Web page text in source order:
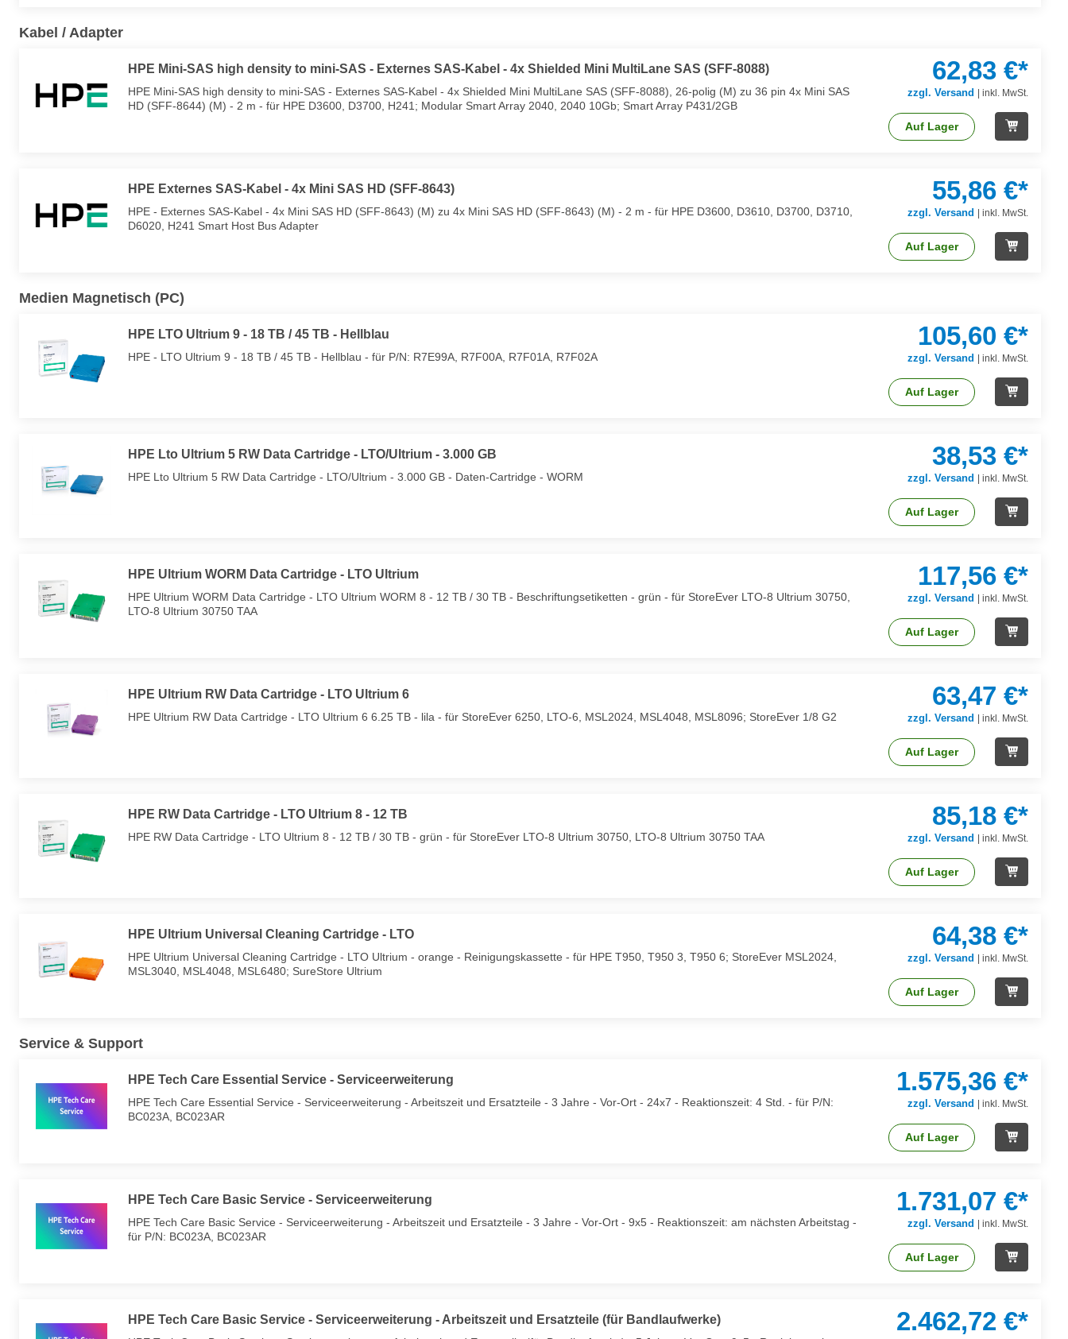
Kabel / Adapter
HPE Mini-SAS high density to mini-SAS - Externes SAS-Kabel - 4x Shielded Mini MultiLane SAS (SFF-8088)
HPE Mini-SAS high density to mini-SAS - Externes SAS-Kabel - 4x Shielded Mini MultiLane SAS (SFF-8088), 26-polig (M) zu 36 pin 4x Mini SAS
HD (SFF-8644) (M) - 2 m - für HPE D3600, D3700, H241; Modular Smart Array 2040, 2040 10Gb; Smart Array P431/2GB
62,83 €*
zzgl. Versand |inkl. MwSt.
Auf Lager
HPE Externes SAS-Kabel - 4x Mini SAS HD (SFF-8643)
HPE - Externes SAS-Kabel - 4x Mini SAS HD (SFF-8643) (M) zu 4x Mini SAS HD (SFF-8643) (M) - 2 m - für HPE D3600, D3610, D3700, D3710,
D6020, H241 Smart Host Bus Adapter
55,86 €*
zzgl. Versand |inkl. MwSt.
Auf Lager
Medien Magnetisch (PC)
HPE LTO Ultrium 9 - 18 TB / 45 TB - Hellblau
HPE - LTO Ultrium 9 - 18 TB / 45 TB - Hellblau - für P/N: R7E99A, R7F00A, R7F01A, R7F02A
105,60 €*
zzgl. Versand |inkl. MwSt.
Auf Lager
HPE Lto Ultrium 5 RW Data Cartridge - LTO/Ultrium - 3.000 GB
HPE Lto Ultrium 5 RW Data Cartridge - LTO/Ultrium - 3.000 GB - Daten-Cartridge - WORM
38,53 €*
zzgl. Versand |inkl. MwSt.
Auf Lager
HPE Ultrium WORM Data Cartridge - LTO Ultrium
HPE Ultrium WORM Data Cartridge - LTO Ultrium WORM 8 - 12 TB / 30 TB - Beschriftungsetiketten - grün - für StoreEver LTO-8 Ultrium 30750,
LTO-8 Ultrium 30750 TAA
117,56 €*
zzgl. Versand |inkl. MwSt.
Auf Lager
HPE Ultrium RW Data Cartridge - LTO Ultrium 6
HPE Ultrium RW Data Cartridge - LTO Ultrium 6 6.25 TB - lila - für StoreEver 6250, LTO-6, MSL2024, MSL4048, MSL8096; StoreEver 1/8 G2
63,47 €*
zzgl. Versand |inkl. MwSt.
Auf Lager
HPE RW Data Cartridge - LTO Ultrium 8 - 12 TB
HPE RW Data Cartridge - LTO Ultrium 8 - 12 TB / 30 TB - grün - für StoreEver LTO-8 Ultrium 30750, LTO-8 Ultrium 30750 TAA
85,18 €*
zzgl. Versand |inkl. MwSt.
Auf Lager
HPE Ultrium Universal Cleaning Cartridge - LTO
HPE Ultrium Universal Cleaning Cartridge - LTO Ultrium - orange - Reinigungskassette - für HPE T950, T950 3, T950 6; StoreEver MSL2024,
MSL3040, MSL4048, MSL6480; SureStore Ultrium
64,38 €*
zzgl. Versand |inkl. MwSt.
Auf Lager
Service & Support
HPE Tech Care Essential Service - Serviceerweiterung
HPE Tech Care Essential Service - Serviceerweiterung - Arbeitszeit und Ersatzteile - 3 Jahre - Vor-Ort - 24x7 - Reaktionszeit: 4 Std. - für P/N:
BC023A, BC023AR
1.575,36 €*
zzgl. Versand |inkl. MwSt.
Auf Lager
HPE Tech Care Basic Service - Serviceerweiterung
HPE Tech Care Basic Service - Serviceerweiterung - Arbeitszeit und Ersatzteile - 3 Jahre - Vor-Ort - 9x5 - Reaktionszeit: am nächsten Arbeitstag -
für P/N: BC023A, BC023AR
1.731,07 €*
zzgl. Versand |inkl. MwSt.
Auf Lager
HPE Tech Care Basic Service - Serviceerweiterung - Arbeitszeit und Ersatzteile (für Bandlaufwerke) 2.462,72 €*